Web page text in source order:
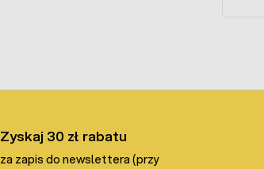
Zyskaj 30 zł rabatu
za zapis do newslettera (przy